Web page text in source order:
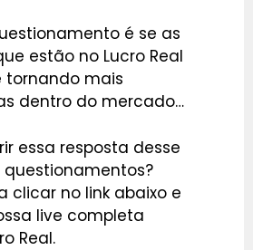
é se as
estão no Lucro Real
tornando mais
dentro do mercado…
essa resposta desse
questionamentos?
clicar no link abaixo e
live completa
Real.